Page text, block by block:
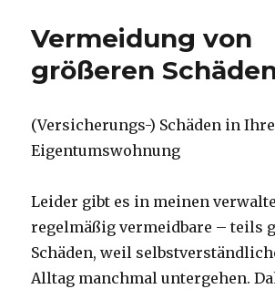
in
WEG
Vermeidung von
größeren
(Versicherungs-) Schäden in
Eigentumswohnung
Leider gibt es in meinen
regelmäßig vermeidbare – teils
Schäden, weil
Alltag manchmal untergehen.